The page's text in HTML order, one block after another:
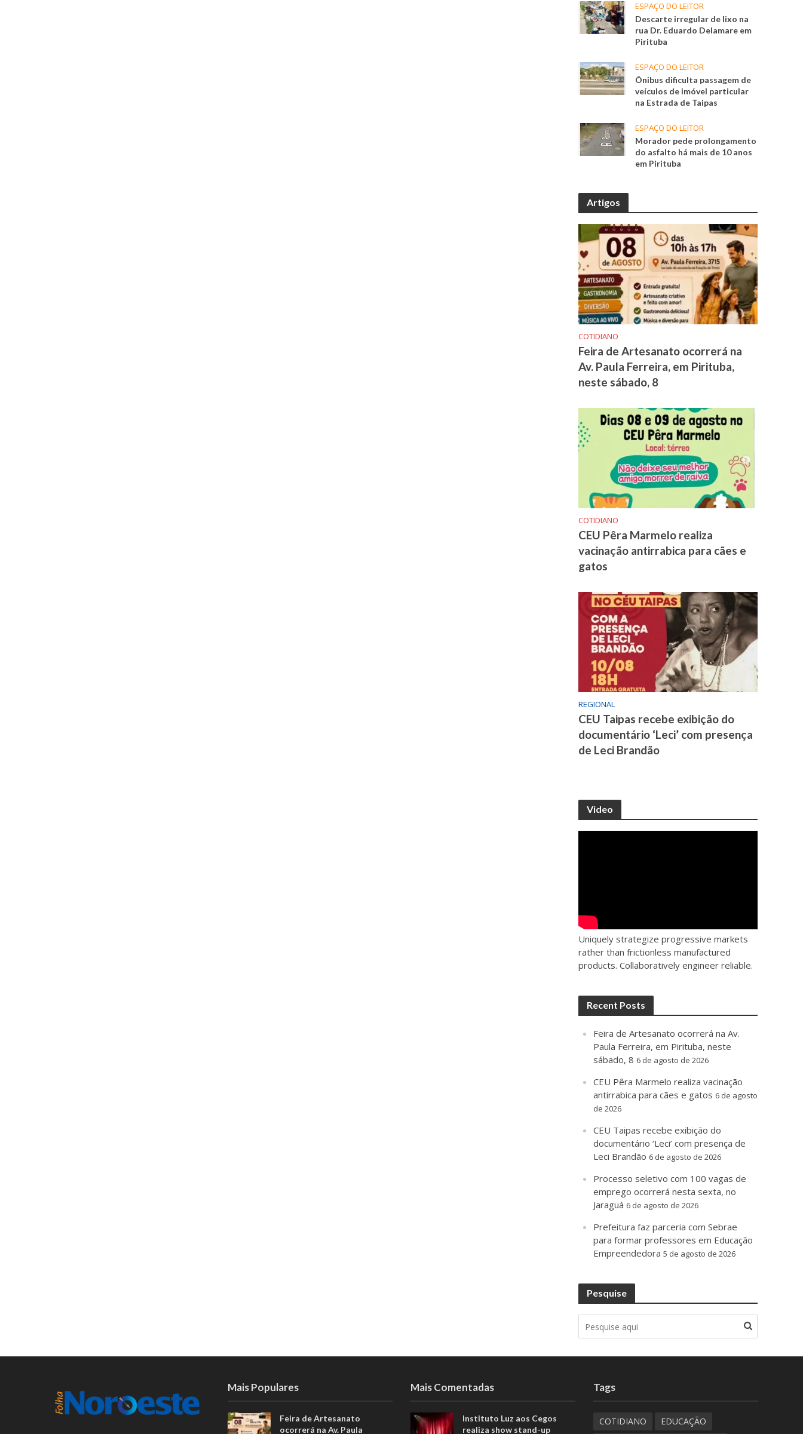
ESPAÇO DO LEITOR
Descarte irregular de lixo na
rua Dr. Eduardo Delamare em
Pirituba
ESPAÇO DO LEITOR
Ônibus dificulta passagem de
veículos de imóvel particular
na Estrada de Taipas
ESPAÇO DO LEITOR
Morador pede prolongamento
do asfalto há mais de 10 anos
em Pirituba
Artigos
COTIDIANO
Feira de Artesanato ocorrerá na
Av. Paula Ferreira, em Pirituba,
neste sábado, 8
COTIDIANO
CEU Pêra Marmelo realiza
vacinação antirrabica para cães e
gatos
REGIONAL
CEU Taipas recebe exibição do
documentário ‘Leci’ com presença
de Leci Brandão
Video
Uniquely strategize progressive markets
rather than frictionless manufactured
products. Collaboratively engineer reliable.
Recent Posts
Feira de Artesanato ocorrerá na Av.
Paula Ferreira, em Pirituba, neste
sábado, 8 6 de agosto de 2026
CEU Pêra Marmelo realiza vacinação
antirrabica para cães e gatos 6 de agosto
de 2026
CEU Taipas recebe exibição do
documentário ‘Leci’ com presença de
Leci Brandão 6 de agosto de 2026
Processo seletivo com 100 vagas de
emprego ocorrerá nesta sexta, no
Jaraguá 6 de agosto de 2026
Prefeitura faz parceria com Sebrae
para formar professores em Educação
Empreendedora 5 de agosto de 2026
Pesquise
Mais Populares
Feira de Artesanato
ocorrerá na Av. Paula
Mais Comentadas
Instituto Luz aos Cegos
realiza show stand-up
Tags
COTIDIANO EDUCAÇÃO